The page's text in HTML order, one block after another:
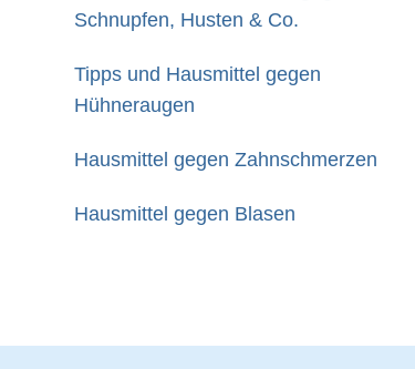
Schnupfen, Husten & Co.
Tipps und Hausmittel gegen
Hühneraugen
Hausmittel gegen Zahnschmerzen
Hausmittel gegen Blasen